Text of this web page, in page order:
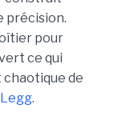
précision.
pour
ce qui
de
Legg.